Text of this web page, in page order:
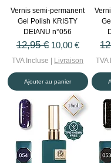
Vernis semi-permanent
Gel Polish KRISTY
DEIANU n°056
Prix original
12,95 € Prix
10,00 €
TVA Incluse | Livraison
Ajouter au panier
TVA